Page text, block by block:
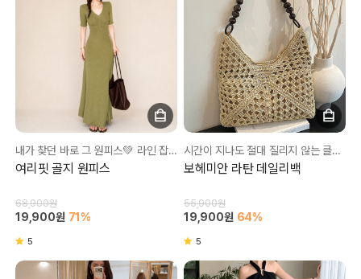
내가 찾던 바로 그 원피스💚 라인 잡아줘서 너무 좋아요!
여리핏 골지 원피스
68,900원
19,900원 71%
5
시간이 지나도 절대 질리지 않는 클래식 여름 백!
보헤미안 라탄 데일리백
55,900원
19,900원 64%
5